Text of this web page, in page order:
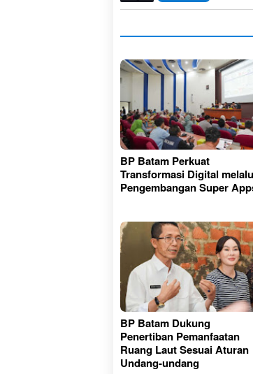
BP Batam Perkuat
Transformasi Digital
Pengembangan Super
BP Batam Dukung
Penertiban Pemanfaatan
Ruang Laut Sesuai Aturan
Undang-undang